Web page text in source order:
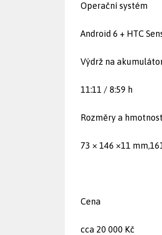
Operační systém
Android 6 + HTC
Výdrž na
11:11 / 8:59 h
Rozměry a hmotnost
73 × 146 ×11
Cena
cca 20 000 Kč